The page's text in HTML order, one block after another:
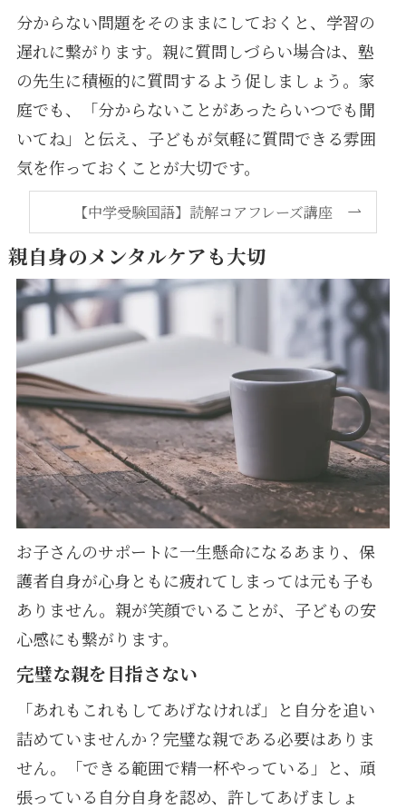
分からない問題をそのままにしておくと、学習の
遅れに繋がります。親に質問しづらい場合は、塾
の先生に積極的に質問するよう促しましょう。家
庭でも、「分からないことがあったらいつでも聞
いてね」と伝え、子どもが気軽に質問できる雰囲
気を作っておくことが大切です。
【中学受験国語】読解コアフレーズ講座
親自身のメンタルケアも大切
お子さんのサポートに一生懸命になるあまり、保
護者自身が心身ともに疲れてしまっては元も子も
ありません。親が笑顔でいることが、子どもの安
心感にも繋がります。
完璧な親を目指さない
「あれもこれもしてあげなければ」と自分を追い
詰めていませんか？完璧な親である必要はありま
せん。「できる範囲で精一杯やっている」と、頑
張っている自分自身を認め、許してあげましょ